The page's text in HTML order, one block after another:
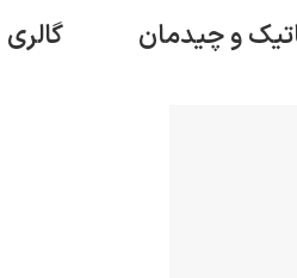
و چیدمان گالری